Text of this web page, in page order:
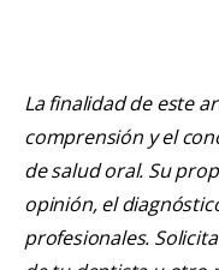
La finalidad de este
comprensión y el
de salud oral. Su
opinión, el
profesionales.